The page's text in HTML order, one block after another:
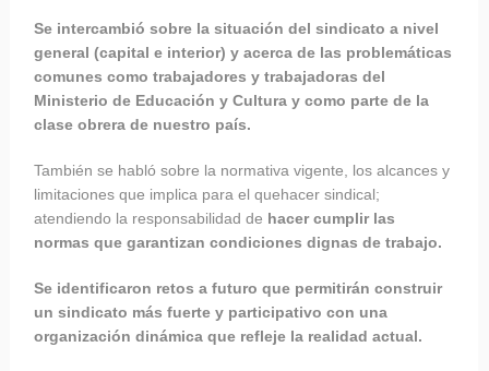
Se intercambió sobre la situación del sindicato a nivel
general (capital e interior) y acerca de las problemáticas
comunes como trabajadores y trabajadoras del
Ministerio de Educación y Cultura y como parte de la
clase obrera de nuestro país.
También se habló sobre la normativa vigente, los alcances y
limitaciones que implica para el quehacer sindical;
atendiendo la responsabilidad de hacer cumplir las
normas que garantizan condiciones dignas de trabajo.
Se identificaron retos a futuro que permitirán construir
un sindicato más fuerte y participativo con una
organización dinámica que refleje la realidad actual.